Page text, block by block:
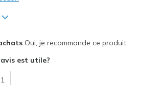
Oui, je recommande ce produit
est utile?
1